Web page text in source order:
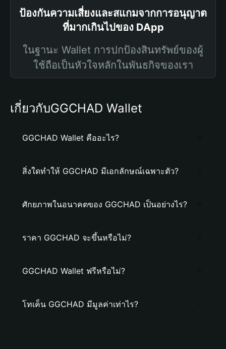
ป้องกันความเสี่ยงและสแกมจากการอนุญาต
ที่มากเกินไปของ DApp
ในฐานะ Wallet การปกป้องสินทรัพย์ของผู้
ใช้ถือเป็นหัวใจหลักในพันธกิจของเรา
เกี่ยวกับGGCHAD Wallet
GGCHAD Wallet คืออะไร?
สิ่งใดทำให้ GGCHAD มีเอกลักษณ์เฉพาะตัว?
ศักยภาพในอนาคตของ GGCHAD เป็นอย่างไร?
ราคา GGCHAD จะขึ้นหรือไม่?
GGCHAD Wallet ฟรีหรือไม่?
โทเค็น GGCHAD มีมูลค่าเท่าไร?